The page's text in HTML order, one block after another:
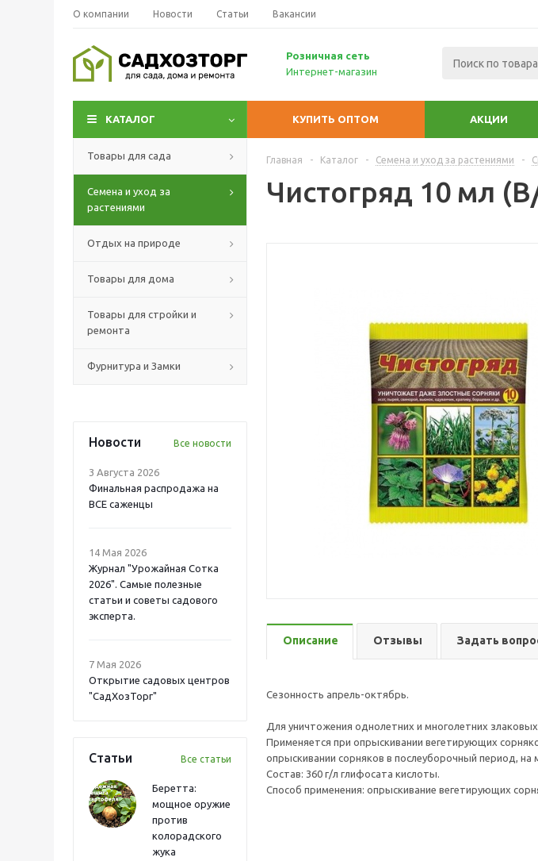
О компании Новости Статьи Вакансии
Розничная сеть
Интернет-магазин
КАТАЛОГ КУПИТЬ ОПТОМ АКЦИИ
Товары для сада
Семена и уход за
растениями
Отдых на природе
Товары для дома
Товары для стройки и
ремонта
Фурнитура и Замки
Новости Все новости
3 Августа 2026
Финальная распродажа на
ВСЕ саженцы
14 Мая 2026
Журнал "Урожайная Сотка
2026". Самые полезные
статьи и советы садового
эксперта.
7 Мая 2026
Открытие садовых центров
"СадХозТорг"
Статьи Все статьи
Беретта:
мощное оружие
против
колорадского
жука
Главная - Каталог - Семена и уход за растениями -
Чистогряд 10 мл
Описание Отзывы Задать
Сезонность апрель-октябрь.
Для уничтожения однолетних и многолетних
Применяется при опрыскивании вегетирующих
опрыскивании сорняков в послеуборочный период, на
Состав: 360 г/л глифосата кислоты.
Способ применения: опрыскивание вегетирующих